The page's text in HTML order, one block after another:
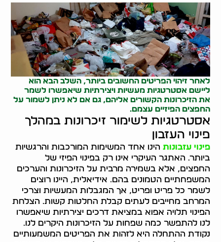
לאחר זיהוי הפריטים החשובים ביותר, השלב הבא הוא
ליישם אסטרטגיות מעשיות ויצירתיות שיאפשרו לשמר
את הזיכרונות הקשורים אליהם, גם אם לא ניתן לשמור על
החפצים הפיזיים עצמם.
אסטרטגיות לשימור זיכרונות במהלך
פינוי העזבון
פינוי עזבונות הינו אחד המשימות המורכבות והרגשיות
ביותר. האתגר העיקרי אינו רק בפינוי הפיזי של
החפצים, אלא בשמירה מרבית על הזיכרונות והערכים
המשפחתיים הטמונים בהם. אידיאלית, היינו רוצים
לשמר כל פריט ופריט, אך המגבלות המעשיות וצרכי
המרחב מחייבים לעתים קבלת החלטות קשות. הצלחת
הפינוי תלויה אפוא במציאת דרכים יצירתיות שיאפשרו
לנו להתפשר כמה שפחות על הזיכרונות היקרים לנו.
נקודת ההתחלה היא לזהות את הפריטים המשמעותיים